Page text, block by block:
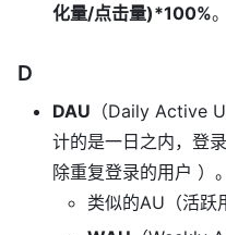
化量/点击量)*100%。
D
DAU （Daily Active
计的是一日之内，登
除重复登录的用户 ）。
类似的AU（活跃